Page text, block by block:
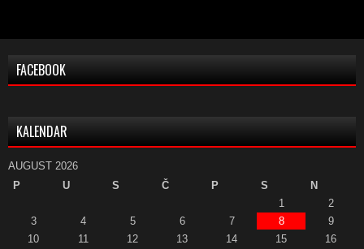
FACEBOOK
KALENDAR
AUGUST 2026
P
U S Č P S
N
1
2
3
4 5 6 7 8
9
10
11 12 13 14 15
16